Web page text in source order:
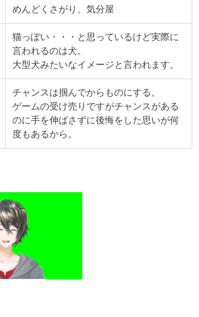
めんどくさがり、気分屋
猫っぽい・・・と思っているけど実際に
言われるのは犬。
大型犬みたいなイメージと言われます。
チャンスは掴んでからものにする。
ゲームの受け売りですがチャンスがある
のに手を伸ばさずに後悔をした思いが何
度もあるから。